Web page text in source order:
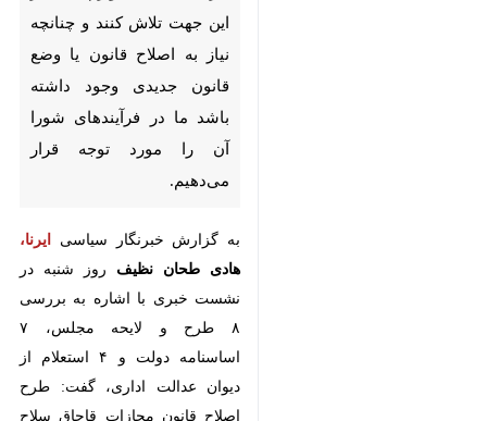
چنانچه نیاز به اصلاح قانون یا
وضع قانون جدیدی وجود داشته
باشد ما در فرآیندهای شورا آن را
مورد توجه قرار می‌دهیم.
به گزارش خبرنگار سیاسی
هادی
طحان نظیف
خبری با اشاره به بررسی ۸ طرح و
استعلام از دیوان عدالت اداری، گفت:
طرح اصلاح قانون مجازات قاچاق
سلاح غیرمجاز که چندباره در رفت و
آمد بین شورا و مجلس بود مورد
تایید شورای نگهبان قرار گرفت.